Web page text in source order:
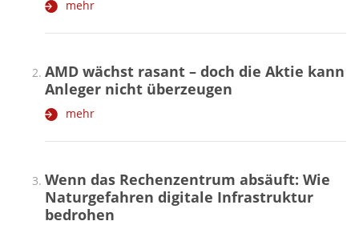
mehr
AMD wächst rasant – doch die Aktie kann
Anleger nicht überzeugen
mehr
Wenn das Rechenzentrum absäuft: Wie
Naturgefahren digitale Infrastruktur
bedrohen